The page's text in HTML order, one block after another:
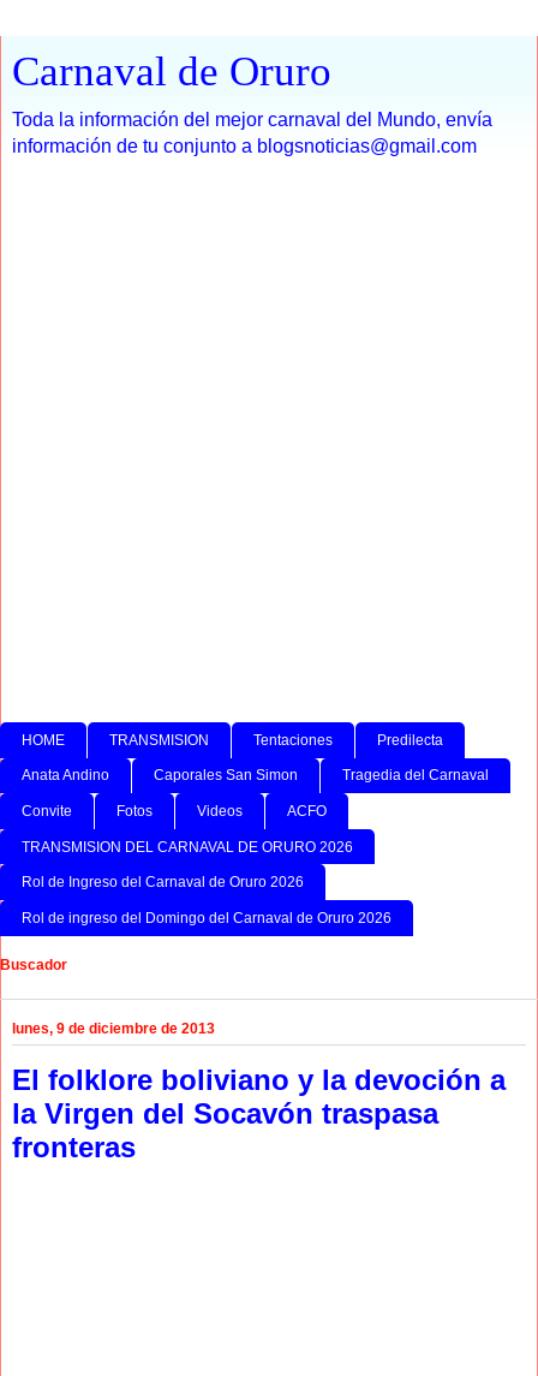
Carnaval de Oruro
Toda la información del mejor carnaval del Mundo, envía
información de tu conjunto a blogsnoticias@gmail.com
HOME TRANSMISION Tentaciones Predilecta
Anata Andino Caporales San Simon Tragedia del Carnaval
Convite Fotos Videos ACFO
TRANSMISION DEL CARNAVAL DE ORURO 2026
Rol de Ingreso del Carnaval de Oruro 2026
Rol de ingreso del Domingo del Carnaval de Oruro 2026
Buscador
lunes, 9 de diciembre de 2013
El folklore boliviano y la devoción a
la Virgen del Socavón traspasa
fronteras